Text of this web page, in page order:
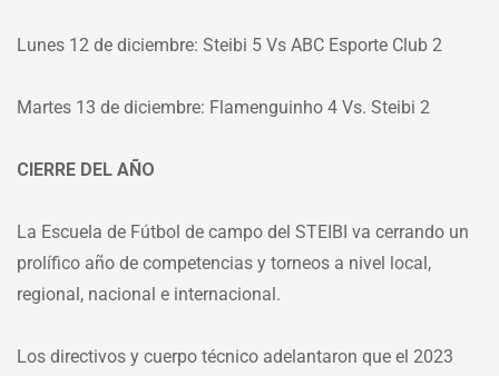
Lunes 12 de diciembre: Steibi 5 Vs ABC Esporte Club 2
Martes 13 de diciembre: Flamenguinho 4 Vs. Steibi 2
CIERRE DEL AÑO
La Escuela de Fútbol de campo del STEIBI va cerrando un
prolífico año de competencias y torneos a nivel local,
regional, nacional e internacional.
Los directivos y cuerpo técnico adelantaron que el 2023